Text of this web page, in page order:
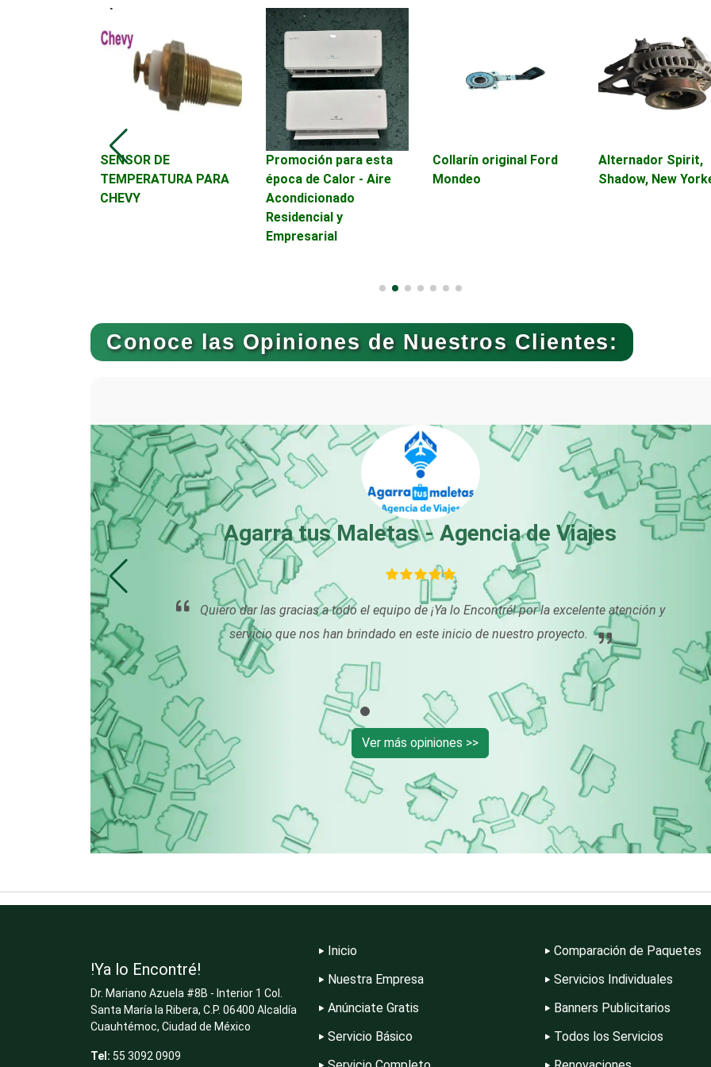
Asesoría Fiscal Asilos Asociaciones
Asociaciones
Empresariales
Audio, Sonido e
Iluminación
Audios para
Autobuses Automatización
Automóviles
Usados
Autopartes Eléctricas
Banquetes
Basculas Bebidas Belleza
Cafeterías Cajas de Ahorro Cámaras de
Camiones para Fletes Cancelería de Aluminio Capacitación
Carnicerías Carpinterías Centros
Espectáculos
Centros Turísticos
Cerrajerías Cibercafés Clínicas de Belleza
Clínicas de
Rehabilitación
Clínicas y Hospitales Clubes Deportivos
Cocinas Integrales
Combustibles y
Lubricantes
Compresores de
Empresariales
General
Automotrices
Copiadoras
Alfombras
Salchichonerías
Decoración de
SENSOR DE
TEMPERATURA PARA
CHEVY
Promoción para esta
época de Calor - Aire
Acondicionado
Residencial y
Empresarial
Collarín original Ford
Mondeo
Alternador Spirit,
Shadow, New
Conoce las Opiniones de Nuestros Clientes:
Agarra tus Maletas - Agencia de Viajes
Quiero dar las gracias a todo el equipo de ¡Ya lo Encontré! por la excelente atención y
servicio que nos han brindado en este inicio de nuestro proyecto.
Ver más opiniones >>
!Ya lo Encontré!
Dr. Mariano Azuela #8B - Interior 1 Col.
Santa María la Ribera, C.P. 06400 Alcaldía
Cuauhtémoc, Ciudad de México
Tel: 55 3092 0909
Inicio
Nuestra Empresa
Anúnciate Gratis
Servicio Básico
Comparación de Paquetes
Servicios Individuales
Banners Publicitarios
Todos los Servicios